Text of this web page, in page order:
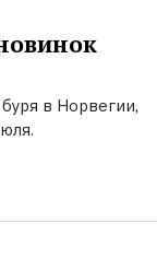
в Норвегии,